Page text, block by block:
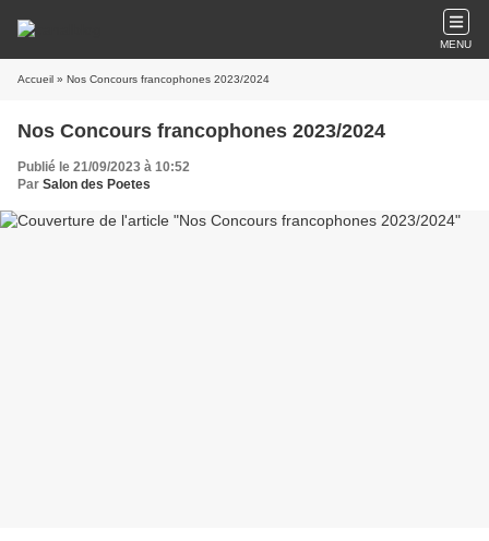
MENU
Accueil » Nos Concours francophones 2023/2024
Nos Concours francophones 2023/2024
Publié le 21/09/2023 à 10:52
Par Salon des Poetes